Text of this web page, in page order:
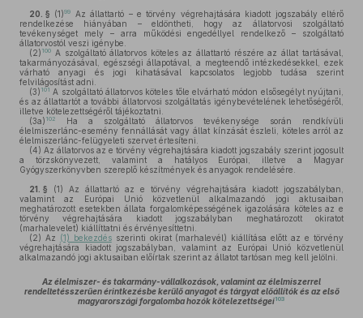
20. § (1)99
Az állattartó – e törvény végrehajtására kiadott jogszabály eltérő
rendelkezése hiányában – eldöntheti, hogy az állatorvosi szolgáltató
tevékenységet mely – arra működési engedéllyel rendelkező – szolgáltató
állatorvostól veszi igénybe.
(2) 100 A szolgáltató állatorvos köteles az állattartó részére az állat tartásával,
takarmányozásával, egészségi állapotával, a megteendő intézkedésekkel, ezek
várható anyagi és jogi kihatásával kapcsolatos legjobb tudása szerint
felvilágosítást adni.
(3) 101 A szolgáltató állatorvos köteles tőle elvárható módon elsősegélyt nyújtani,
és az állattartót a további állatorvosi szolgáltatás igénybevételének lehetőségéről,
illetve kötelezettségéről tájékoztatni.
(3a) 102
Ha a szolgáltató állatorvos tevékenysége során rendkívüli
élelmiszerlánc-esemény fennállását vagy állat kínzását észleli, köteles arról az
élelmiszerlánc-felügyeleti szervet értesíteni.
(4) Az állatorvos az e törvény végrehajtására kiadott jogszabály szerint jogosult
a törzskönyvezett, valamint a hatályos Európai, illetve a Magyar
Gyógyszerkönyvben szereplő készítmények és anyagok rendelésére.
21. § (1) Az állattartó az e törvény végrehajtására kiadott jogszabályban,
valamint az Európai Unió közvetlenül alkalmazandó jogi aktusaiban
meghatározott esetekben állata forgalomképességének igazolására köteles az e
törvény végrehajtására kiadott jogszabályban meghatározott okiratot
(marhalevelet) kiállíttatni és érvényesíttetni.
(2) Az (1) bekezdésszerinti okirat (marhalevél) kiállítása előtt az e törvény
végrehajtására kiadott jogszabályban, valamint az Európai Unió közvetlenül
alkalmazandó jogi aktusaiban előírtak szerint az állatot tartósan meg kell jelölni.
Az élelmiszer- és takarmány-vállalkozások, valamint az élelmiszerrel
rendeltetésszerűen érintkezésbe kerülő anyagot és tárgyat előállítók és az első
magyarországi forgalomba hozók kötelezettségei103